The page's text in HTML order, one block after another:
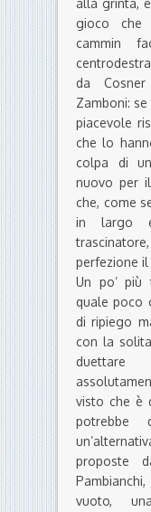
alla grinta,
gioco che
cammin
da Cosner
Zamboni:
piacevole
che lo
colpa di
nuovo per
che, come
in largo
perfezione
Un po’ più
quale poco
di ripiego
con la
visto che è
potrebbe
proposte
vuoto,